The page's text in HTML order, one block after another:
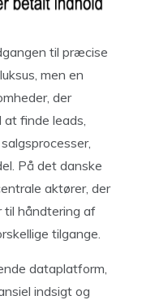
til præcise
men en
der
finde leads,
På det danske
aktører, der
håndtering af
tilgange.
dataplatform,
indsigt og